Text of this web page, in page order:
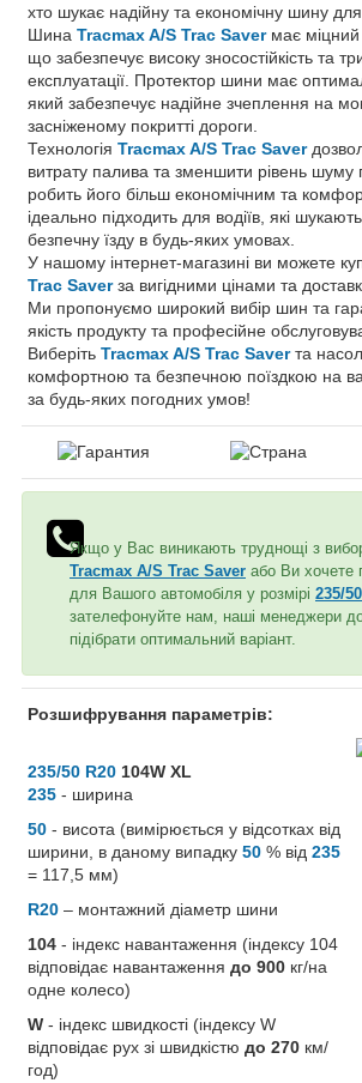
хто шукає надійну та економічну шину для
Шина Tracmax A/S Trac Saverмає міцний
що забезпечує високу зносостійкість та
експлуатації. Протектор шини має
який забезпечує надійне зчеплення на
засніженому покритті дороги.
Технологія Tracmax A/S Trac Saver
витрату палива та зменшити рівень шуму
робить його більш економічним та
ідеально підходить для водіїв, які
безпечну їзду в будь-яких умовах.
У нашому інтернет-магазині ви можете
Trac Saverза вигідними цінами та
Ми пропонуємо широкий вибір шин та
якість продукту та професійне
Виберіть Tracmax A/S Trac Saverта
комфортною та безпечною поїздкою на
за будь-яких погодних умов!
Якщо у Вас виникають труднощі з
Tracmax A/S Trac Saver або Ви хочете
для Вашого автомобіля у розмірі 235/
зателефонуйте нам, наші менеджери
підібрати оптимальний варіант.
Розшифрування параметрів:
235/50 R20 104W XL
235 - ширина
50 - висота (вимірюється у відсотках від
ширини, в даному випадку 50 % від 235
= 117,5 мм)
R20 – монтажний діаметр шини
104 - індекс навантаження (індексу 104
відповідає навантаження до 900 кг/на
одне колесо)
W - індекс швидкості (індексу W
відповідає рух зі швидкістю до 270 км/
год)